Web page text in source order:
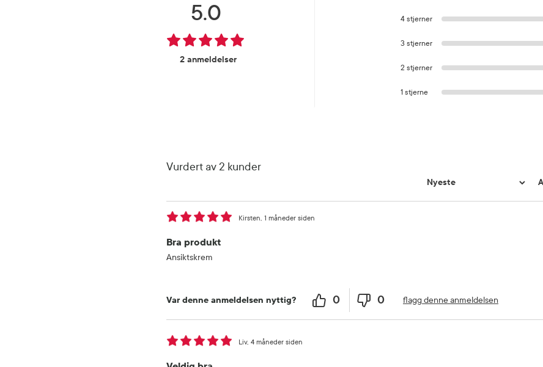
5.0
2 anmeldelser
4 stjerner
3 stjerner
2 stjerner
1 stjerne
Vurdert av 2 kunder
Bra produkt
1 måneder siden
Kirsten
Ansiktskrem
Var denne anmeldelsen nyttig? 0 0 flagg denne anmeldelsen
4 måneder siden
Liv